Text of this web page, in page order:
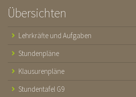
Übersichten
Lehrkräfte und Aufgaben
Stundenpläne
Klausurenpläne
Stundentafel G9